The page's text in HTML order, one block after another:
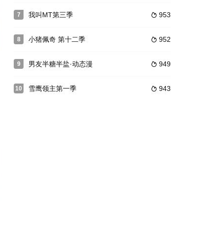
去了哪？金
到猎猎谷，机缘巧合救下了以赚钱振兴饭店为梦想的赏金猎人兔老板
史为主线的非严谨萌系动画，作品以风趣幽默的语言对历史事件进行
7  953
我叫MT第三季
8  952
小猪佩奇 第十二季
9  949
男友半糖半盐·动态漫
10  943
雪鹰领主第一季